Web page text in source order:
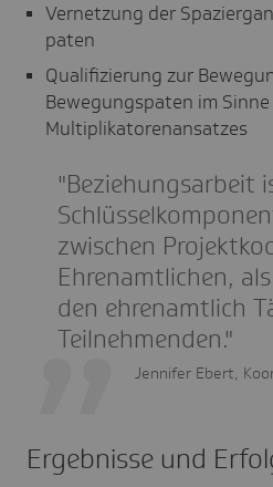
Vernetzung der
paten
Qualifizierung zur
Bewegungspaten im Sinne
Multiplikatorenansatzes
"Beziehungsarbeit
zwischen
Ehrenamtlichen,
den ehrenamtlich
Teilnehmenden."
Jennifer Ebert,
Ergebnisse und